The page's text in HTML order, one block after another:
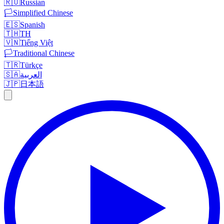
🇷🇺Russian
🏳️Simplified Chinese
🇪🇸Spanish
🇹🇭TH
🇻🇳Tiếng Việt
🏳️Traditional Chinese
🇹🇷Türkçe
🇸🇦العربية
🇯🇵日本語